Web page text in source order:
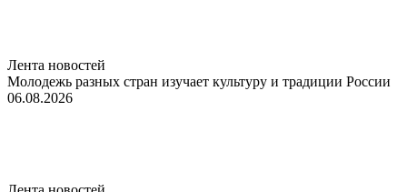
Лента новостей
Молодежь разных стран изучает культуру и традиции России
06.08.2026